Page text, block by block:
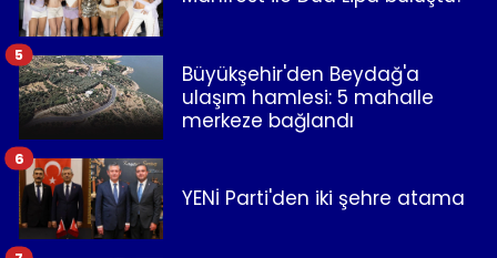
Büyükşehir'den Beydağ'a
ulaşım hamlesi: 5 mahalle
merkeze bağlandı
5
YENİ Parti'den iki şehre atama
6